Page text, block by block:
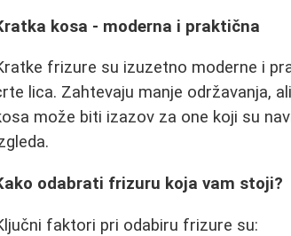
kosa - moderna i praktična
frizure su izuzetno moderne i
lica. Zahtevaju manje održavanja,
može biti izazov za one koji su
odabrati frizuru koja vam stoji?
faktori pri odabiru frizure su: